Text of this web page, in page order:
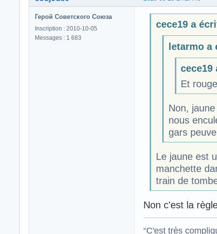
Герой Советского Союза
Inscription : 2010-10-05
Messages : 1 683
cece19 a
letarmo a
cece19
Et
Non,
nous
gars
Le jaune est
manchette
train de
Non c'est la
“C'est très